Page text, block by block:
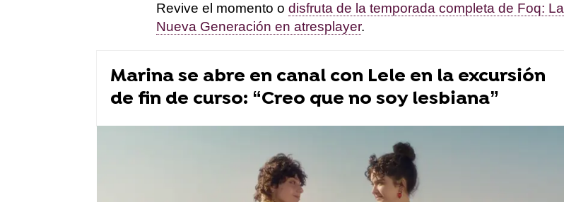
Revive el momento o disfruta de la temporada completa de Foq: La
Nueva Generación en atresplayer.
Marina se abre en canal con Lele en la excursión
de fin de curso: “Creo que no soy lesbiana”